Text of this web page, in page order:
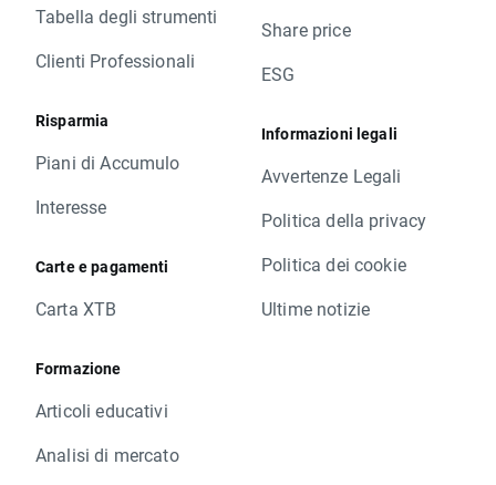
Tabella degli strumenti
Clienti Professionali
Risparmia
Piani di Accumulo
Interesse
Carte e pagamenti
Carta XTB
Formazione
Articoli educativi
Analisi di mercato
Share price
ESG
Informazioni legali
Avvertenze Legali
Politica della privacy
Politica dei cookie
Ultime notizie